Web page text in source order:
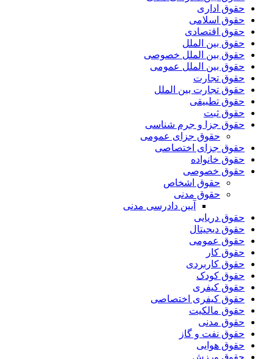
حقوق اداری
حقوق اسلامی
حقوق اقتصادی
حقوق بین الملل
حقوق بین الملل خصوصی
حقوق بین الملل عمومی
حقوق تجارت
حقوق تجارت بین الملل
حقوق تطبیقی
حقوق ثبت
حقوق جزا و جرم شناسی
حقوق جزای عمومی
حقوق جزای اختصاصی
حقوق خانواده
حقوق خصوصی
حقوق اشخاص
حقوق مدنی
آیین دادرسی مدنی
حقوق دریایی
حقوق دیجیتال
حقوق عمومی
حقوق کار
حقوق کاربردی
حقوق کودک
حقوق کیفری
حقوق کیفری اختصاصی
حقوق مالکیت
حقوق مدنی
حقوق نفت و گاز
حقوق هوایی